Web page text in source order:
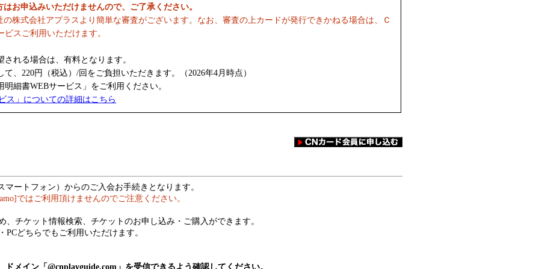
お申込みいただけませんので、ご了承ください。
株式会社アプラスより簡単な審査がございます。なお、審査の上カードが発行できかねる場合は、Ｃ
スご利用いただけます。
れる場合は、有料となります。
、220円（税込）/回をご負担いただきます。（2026年4月時点）
細書WEBサービス」をご利用ください。
ス」についての詳細はこちら
マートフォン）からのご入会お手続きとなります。
ではご利用頂けませんのでご注意ください。
、チケット情報検索、チケットのお申し込み・ご購入ができます。
どちらでもご利用いただけます。
メイン「@cnplayguide.com」を受信できるよう確認してください。